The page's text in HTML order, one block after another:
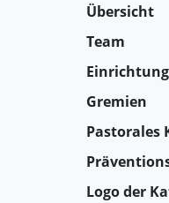
Übersicht
Team
Gremien
Pastorales
Logo der